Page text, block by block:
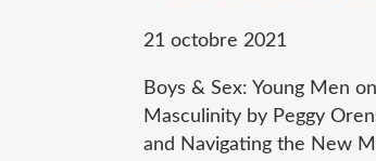
21 octobre 2021
Boys & Sex: Young Men
Masculinity by Peggy
and Navigating the New